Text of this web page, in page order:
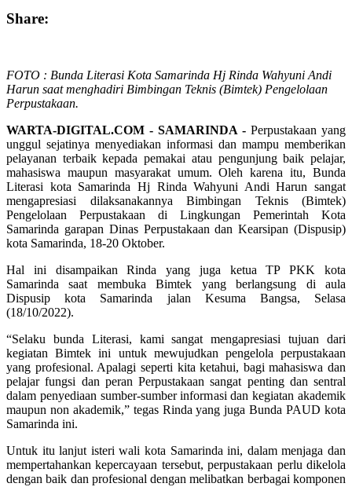
Share:
FOTO : Bunda Literasi Kota Samarinda Hj Rinda Wahyuni Andi
Harun saat menghadiri Bimbingan Teknis (Bimtek) Pengelolaan
Perpustakaan.
WARTA-DIGITAL.COM - SAMARINDA - Perpustakaan yang
unggul sejatinya menyediakan informasi dan mampu memberikan
pelayanan terbaik kepada pemakai atau pengunjung baik pelajar,
mahasiswa maupun masyarakat umum. Oleh karena itu, Bunda
Literasi kota Samarinda Hj Rinda Wahyuni Andi Harun sangat
mengapresiasi dilaksanakannya Bimbingan Teknis (Bimtek)
Pengelolaan Perpustakaan di Lingkungan Pemerintah Kota
Samarinda garapan Dinas Perpustakaan dan Kearsipan (Dispusip)
kota Samarinda, 18-20 Oktober.
Hal ini disampaikan Rinda yang juga ketua TP PKK kota
Samarinda saat membuka Bimtek yang berlangsung di aula
Dispusip kota Samarinda jalan Kesuma Bangsa, Selasa
(18/10/2022).
“Selaku bunda Literasi, kami sangat mengapresiasi tujuan dari
kegiatan Bimtek ini untuk mewujudkan pengelola perpustakaan
yang profesional. Apalagi seperti kita ketahui, bagi mahasiswa dan
pelajar fungsi dan peran Perpustakaan sangat penting dan sentral
dalam penyediaan sumber-sumber informasi dan kegiatan akademik
maupun non akademik,” tegas Rinda yang juga Bunda PAUD kota
Samarinda ini.
Untuk itu lanjut isteri wali kota Samarinda ini, dalam menjaga dan
mempertahankan kepercayaan tersebut, perpustakaan perlu dikelola
dengan baik dan profesional dengan melibatkan berbagai komponen